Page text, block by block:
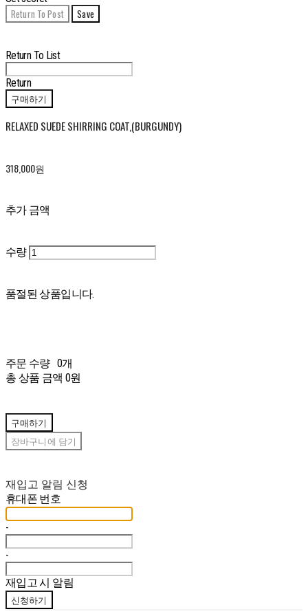
Return To Post Save
Return To List
Return
구매하기
RELAXED SUEDE SHIRRING COAT,(BURGUNDY)
318,000원
추가 금액
수량
품절된 상품입니다.
주문 수량 0개
총 상품 금액 0원
구매하기
장바구니에 담기
재입고 알림 신청
휴대폰 번호
-
-
재입고 시 알림
신청하기